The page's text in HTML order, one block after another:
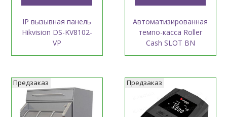
IP вызывная панель
Hikvision DS-KV8102-
VP
Автоматизированная
темпо-касса Roller
Cash SLOT BN
Предзаказ Предзаказ